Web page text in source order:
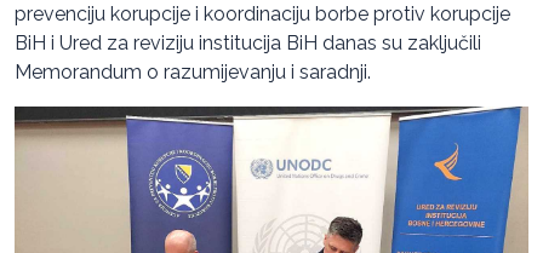
prevenciju korupcije i koordinaciju borbe protiv korupcije
BiH i Ured za reviziju institucija BiH danas su zaključili
Memorandum o razumijevanju i saradnji.